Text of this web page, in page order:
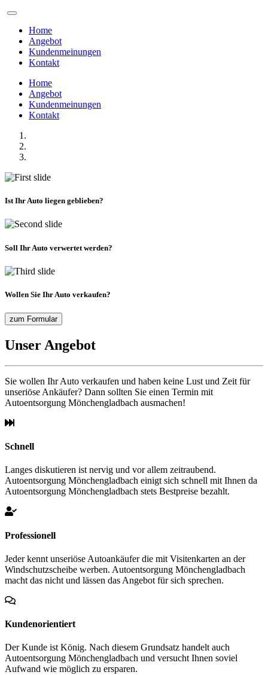
Home
Angebot
Kundenmeinungen
Kontakt
Home
Angebot
Kundenmeinungen
Kontakt
Ist Ihr Auto liegen geblieben?
Soll Ihr Auto verwertet werden?
Wollen Sie Ihr Auto verkaufen?
zum Formular
Unser Angebot
Sie wollen Ihr Auto verkaufen und haben keine Lust und Zeit für
unseriöse Ankäufer? Dann sollten Sie einen Termin mit
Autoentsorgung Mönchengladbach ausmachen!
Schnell
Langes diskutieren ist nervig und vor allem zeitraubend.
Autoentsorgung Mönchengladbach einigt sich schnell mit Ihnen da
Autoentsorgung Mönchengladbach stets Bestpreise bezahlt.
Professionell
Jeder kennt unseriöse Autoankäufer die mit Visitenkarten an der
Windschutzscheibe werben. Autoentsorgung Mönchengladbach
macht das nicht und lässen das Angebot für sich sprechen.
Kundenorientiert
Der Kunde ist König. Nach diesem Grundsatz handelt auch
Autoentsorgung Mönchengladbach und versucht Ihnen soviel
Aufwand wie möglich zu ersparen.